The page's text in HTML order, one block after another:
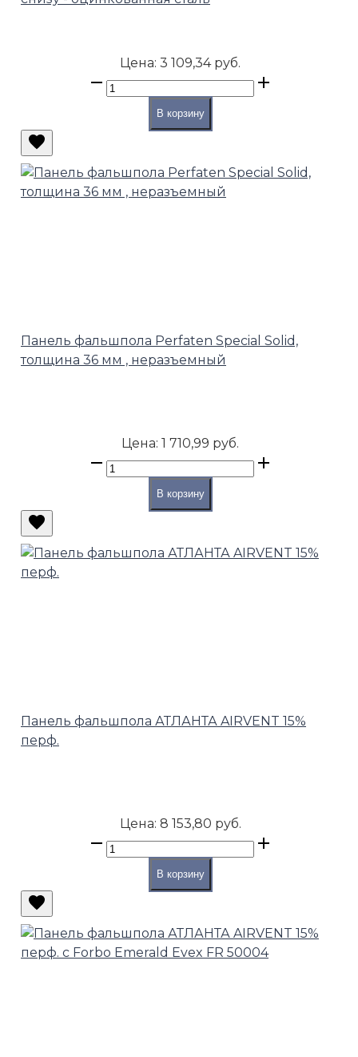
Цена: 3 109,34 руб.
В корзину
Панель фальшпола Perfaten Special Solid,
толщина 36 мм , неразъемный
Цена: 1 710,99 руб.
В корзину
Панель фальшпола АТЛАНТА AIRVENT 15%
перф.
Цена: 8 153,80 руб.
В корзину